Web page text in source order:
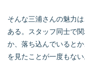
そんな三浦さんの魅力
ある。スタッフ同士で
か、落ち込んでいると
を見たことが一度もない